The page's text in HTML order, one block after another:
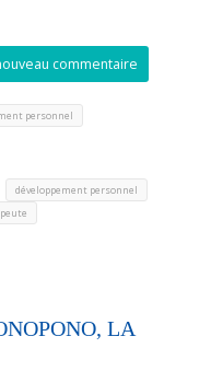
commentaire
personnel
développement personnel
LA